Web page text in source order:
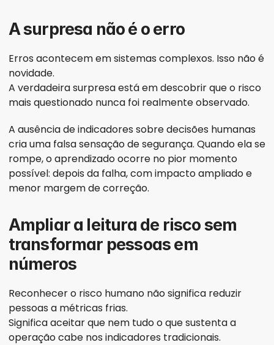
A surpresa não é o erro
Erros acontecem em sistemas complexos. Isso não é
novidade.
A verdadeira surpresa está em descobrir que o risco
mais questionado nunca foi realmente observado.
A ausência de indicadores sobre decisões humanas
cria uma falsa sensação de segurança. Quando ela se
rompe, o aprendizado ocorre no pior momento
possível: depois da falha, com impacto ampliado e
menor margem de correção.
Ampliar a leitura de risco sem
transformar pessoas em
números
Reconhecer o risco humano não significa reduzir
pessoas a métricas frias.
Significa aceitar que nem tudo o que sustenta a
operação cabe nos indicadores tradicionais.